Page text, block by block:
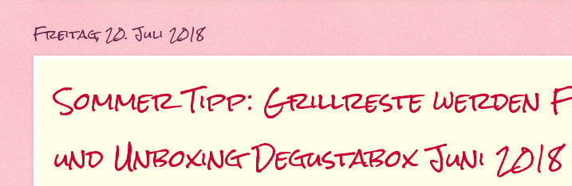
Freitag, 20. Juli 2018
Sommer Tipp: Grillreste werden
und Unboxing Degustabox Juni 2018